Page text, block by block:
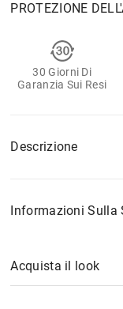
PROTEZIONE
30 Giorni Di
Garanzia Sui Resi
Descrizione
Informazioni Sulla
Acquista il look